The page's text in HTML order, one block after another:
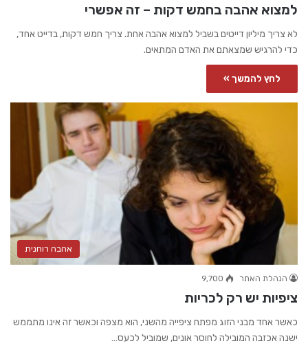
למצוא אהבה בחמש דקות – זה אפשרי
לא צריך מיליון דייטים בשביל למצוא אהבה אחת. צריך חמש דקות, בדייט אחד,
כדי להרגיש שמצאתם את האדם המתאים.
לחץ להמשך »
אהבה רוחנית
הנהלת האתר 9,700
ציפיות יש רק לכריות
כאשר אחד מבני הזוג מפתח ציפייה מהשני, הוא מצפה וכאשר זה אינו מתממש
ישנה אכזבה המובילה לחוסר אונים, שמוביל לכעס…